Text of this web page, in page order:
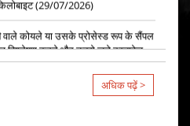
कोयले या उसके प्रोसेस्ड रूप के सैंपल
विश्लेषण करने और उनसे जुड़े दस्तावेज़
में शामिल करना।
1.15 मेगा बाइट
954.49 किलोबाइट
अधिक पढ़ें >